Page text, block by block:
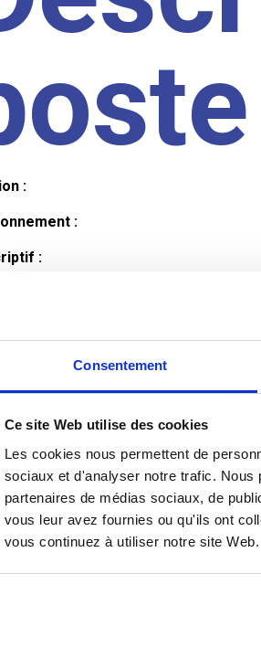
Consentement
Ce site Web utilise des cookies
Les cookies nous permettent de
sociaux et d'analyser notre trafic.
partenaires de médias sociaux, de
vous leur avez fournies ou qu'ils ont
vous continuez à utiliser notre site Web.
:
:
:
et horaires :
:
:
et diplômes :